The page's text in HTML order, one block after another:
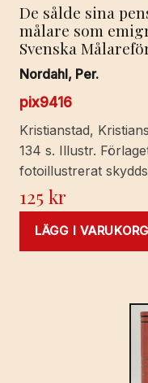
De sålde sina
målare som
Svenska
Nordahl, Per.
pix9416
Kristianstad,
134 s. Illustr.
fotoillustrerat
125kr
LÄGG I VARUKORG